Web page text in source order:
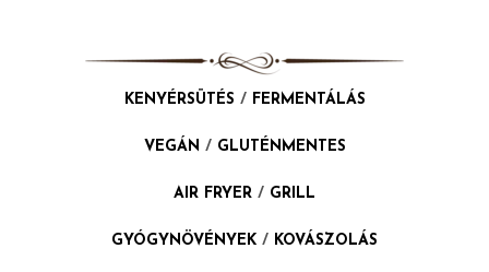
KENYÉRSÜTÉS / FERMENTÁLÁS
VEGÁN / GLUTÉNMENTES
AIR FRYER / GRILL
GYÓGYNÖVÉNYEK / KOVÁSZOLÁS